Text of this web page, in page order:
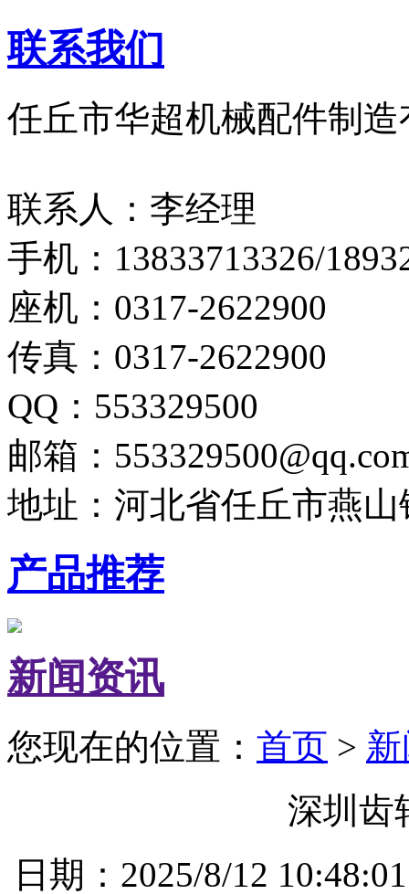
联系我们
任丘市华超机械配件制
联系人：李经理
手机：13833713326/
座机：0317-2622900
传真：0317-2622900
QQ：553329500
邮箱：
地址：河北省任丘市燕
产品推荐
新闻资讯
您现在的位置： 首页 >
深圳齿
日期：2025/8/12